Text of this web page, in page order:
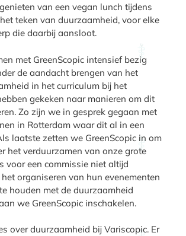
van een vegan lunch tijdens
teken van duurzaamheid, voor elke
die daarbij aansloot.
met GreenScopic intensief bezig
de aandacht brengen van het
in het curriculum bij het
gekeken naar manieren om dit
Zo zijn we in gesprek gegaan met
in Rotterdam waar dit al in een
laatste zetten we GreenScopic in om
het verduurzamen van onze grote
voor een commissie niet altijd
organiseren van hun evenementen
houden met de duurzaamheid
we GreenScopic inschakelen.
over duurzaamheid bij Variscopic. Er